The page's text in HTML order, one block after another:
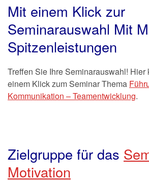
Mit einem Klick zur
Seminarauswahl Mit
Spitzenleistungen
Treffen Sie Ihre Seminarauswahl! Hier
einem Klick zum Seminar Thema
Kommunikation – Teamentwicklung.
Zielgruppe für das
Motivation